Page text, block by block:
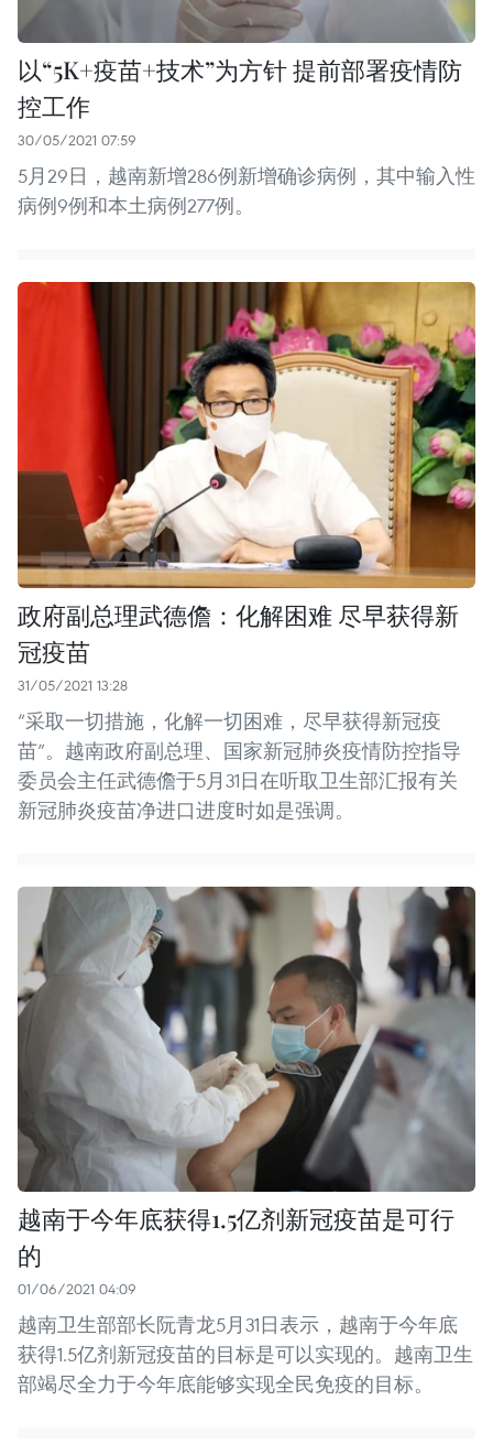
以“5K+疫苗+技术”为方针 提前部署疫情防
控工作
30/05/2021 07:59
5月29日，越南新增286例新增确诊病例，其中输入性
病例9例和本土病例277例。
政府副总理武德儋：化解困难 尽早获得新
冠疫苗
31/05/2021 13:28
“采取一切措施，化解一切困难，尽早获得新冠疫
苗”。越南政府副总理、国家新冠肺炎疫情防控指导
委员会主任武德儋于5月31日在听取卫生部汇报有关
新冠肺炎疫苗净进口进度时如是强调。
越南于今年底获得1.5亿剂新冠疫苗是可行
的
01/06/2021 04:09
越南卫生部部长阮青龙5月31日表示，越南于今年底
获得1.5亿剂新冠疫苗的目标是可以实现的。越南卫生
部竭尽全力于今年底能够实现全民免疫的目标。